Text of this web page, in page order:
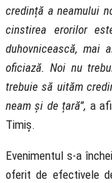
credință a neamului
cinstirea erorilor
duhovnicească, mai
oficiază. Noi nu
trebuie să uităm
neam și de țară”, a
Timiș.
Evenimentul s-a
oferit de efectivele